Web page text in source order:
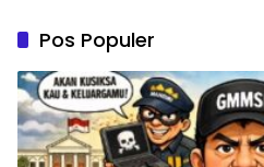
Pos Populer